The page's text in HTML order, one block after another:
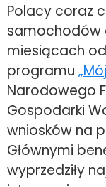
Polacy coraz
samochodów
miesiącach
programu
Narodowego
Gospodarki
wniosków na
Głównymi
wyprzedziły